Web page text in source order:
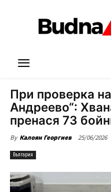
При проверка
Андреево“:
пренася 73
By Калоян Георгиев 25/06/2026
България